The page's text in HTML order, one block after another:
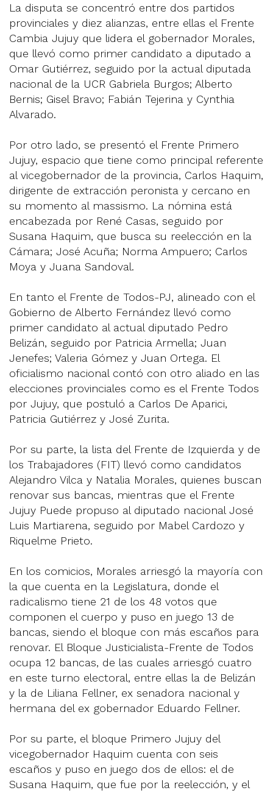
La disputa se concentró entre dos partidos
provinciales y diez alianzas, entre ellas el Frente
Cambia Jujuy que lidera el gobernador Morales,
que llevó como primer candidato a diputado a
Omar Gutiérrez, seguido por la actual diputada
nacional de la UCR Gabriela Burgos; Alberto
Bernis; Gisel Bravo; Fabián Tejerina y Cynthia
Alvarado.
Por otro lado, se presentó el Frente Primero
Jujuy, espacio que tiene como principal referente
al vicegobernador de la provincia, Carlos Haquim,
dirigente de extracción peronista y cercano en
su momento al massismo. La nómina está
encabezada por René Casas, seguido por
Susana Haquim, que busca su reelección en la
Cámara; José Acuña; Norma Ampuero; Carlos
Moya y Juana Sandoval.
En tanto el Frente de Todos-PJ, alineado con el
Gobierno de Alberto Fernández llevó como
primer candidato al actual diputado Pedro
Belizán, seguido por Patricia Armella; Juan
Jenefes; Valeria Gómez y Juan Ortega. El
oficialismo nacional contó con otro aliado en las
elecciones provinciales como es el Frente Todos
por Jujuy, que postuló a Carlos De Aparici,
Patricia Gutiérrez y José Zurita.
Por su parte, la lista del Frente de Izquierda y de
los Trabajadores (FIT) llevó como candidatos
Alejandro Vilca y Natalia Morales, quienes buscan
renovar sus bancas, mientras que el Frente
Jujuy Puede propuso al diputado nacional José
Luis Martiarena, seguido por Mabel Cardozo y
Riquelme Prieto.
En los comicios, Morales arriesgó la mayoría con
la que cuenta en la Legislatura, donde el
radicalismo tiene 21 de los 48 votos que
componen el cuerpo y puso en juego 13 de
bancas, siendo el bloque con más escaños para
renovar. El Bloque Justicialista-Frente de Todos
ocupa 12 bancas, de las cuales arriesgó cuatro
en este turno electoral, entre ellas la de Belizán
y la de Liliana Fellner, ex senadora nacional y
hermana del ex gobernador Eduardo Fellner.
Por su parte, el bloque Primero Jujuy del
vicegobernador Haquim cuenta con seis
escaños y puso en juego dos de ellos: el de
Susana Haquim, que fue por la reelección, y el